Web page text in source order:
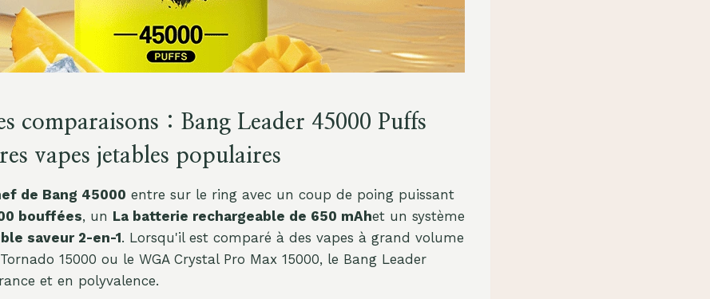
comparaisons : Bang Leader 45000 Puffs
vapes jetables populaires
de Bang 45000 entre sur le ring avec un coup de poing puissant
bouffées, un La batterie rechargeable de 650 mAhet un système
saveur 2-en-1. Lorsqu'il est comparé à des vapes à grand volume
15000 ou le WGA Crystal Pro Max 15000, le Bang Leader
et en polyvalence.